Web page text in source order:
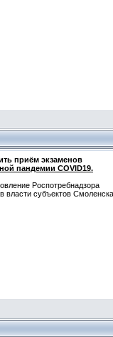
приём экзаменов
пандемии COVID19.
Роспотребнадзора
власти субъектов